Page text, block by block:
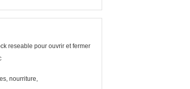
reseable pour ouvrir et fermer
nourriture,